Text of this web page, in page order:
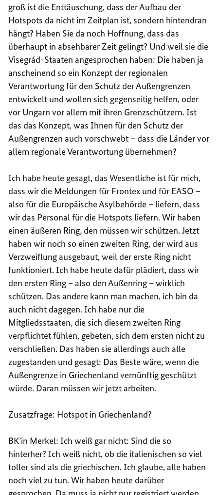
groß ist die Enttäuschung, dass der Aufbau der
Hotspots da nicht im Zeitplan ist, sondern hintendran
hängt? Haben Sie da noch Hoffnung, dass das
überhaupt in absehbarer Zeit gelingt? Und weil sie die
Visegrád-Staaten angesprochen haben: Die haben ja
anscheinend so ein Konzept der regionalen
Verantwortung für den Schutz der Außengrenzen
entwickelt und wollen sich gegenseitig helfen, oder
vor Ungarn vor allem mit ihren Grenzschützern. Ist
das das Konzept, was Ihnen für den Schutz der
Außengrenzen auch vorschwebt – dass die Länder vor
allem regionale Verantwortung übernehmen?
Ich habe heute gesagt, das Wesentliche ist für mich,
dass wir die Meldungen für Frontex und für EASO –
also für die Europäische Asylbehörde – liefern, dass
wir das Personal für die Hotspots liefern. Wir haben
einen äußeren Ring, den müssen wir schützen. Jetzt
haben wir noch so einen zweiten Ring, der wird aus
Verzweiflung ausgebaut, weil der erste Ring nicht
funktioniert. Ich habe heute dafür plädiert, dass wir
den ersten Ring – also den Außenring – wirklich
schützen. Das andere kann man machen, ich bin da
auch nicht dagegen. Ich habe nur die
Mitgliedsstaaten, die sich diesem zweiten Ring
verpflichtet fühlen, gebeten, sich dem ersten nicht zu
verschließen. Das haben sie allerdings auch alle
zugestanden und gesagt: Das Beste wäre, wenn die
Außengrenze in Griechenland vernünftig geschützt
würde. Daran müssen wir jetzt arbeiten.
Zusatzfrage: Hotspot in Griechenland?
BK’in Merkel: Ich weiß gar nicht: Sind die so
hinterher? Ich weiß nicht, ob die italienischen so viel
toller sind als die griechischen. Ich glaube, alle haben
noch viel zu tun. Wir haben heute darüber